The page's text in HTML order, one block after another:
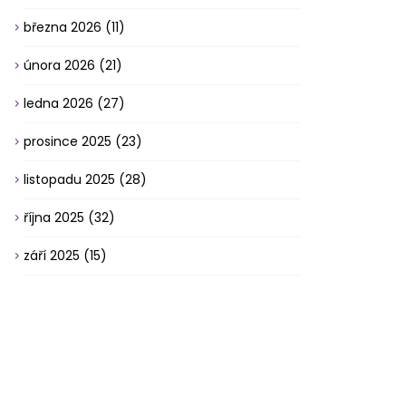
března 2026 (11)
února 2026 (21)
ledna 2026 (27)
prosince 2025 (23)
listopadu 2025 (28)
října 2025 (32)
září 2025 (15)